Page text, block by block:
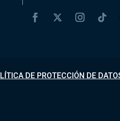
DE PROTECCIÓN DE